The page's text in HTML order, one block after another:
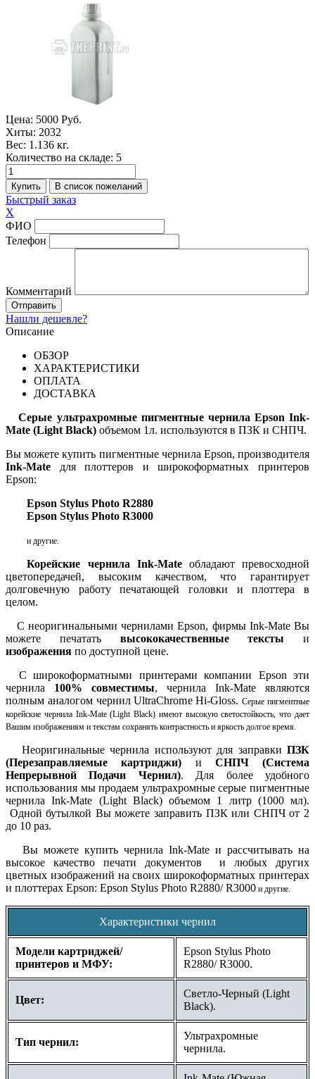
Цена: 5000 Руб.
Хиты: 2032
Вес: 1.136 кг.
Количество на складе: 5
Быстрый заказ
X
ФИО
Телефон
Комментарий
Нашли дешевле?
Описание
ОБЗОР
ХАРАКТЕРИСТИКИ
ОПЛАТА
ДОСТАВКА
Серые ультрахромные пигментные чернила Epson Ink-
Mate (Light Black) объемом 1л. используются в ПЗК и СНПЧ.
Вы можете купить пигментные чернила Epson, производителя
Ink-Mate для плоттеров и широкоформатных принтеров
Epson:
Epson Stylus Photo R2880
Epson Stylus Photo R3000
и другие.
Корейские чернила Ink-Mateобладают превосходной
цветопередачей, высоким качеством, что гарантирует
долговечную работу печатающей головки и плоттера в
целом.
С неоригинальными чернилами Epson, фирмы Ink-Mate Вы
можете печатать высококачественные тексты и
изображения по доступной цене.
С широкоформатными принтерами компании Epson эти
чернила 100% совместимы, чернила Ink-Mate являются
полным аналогом чернил UltraChrome Hi-Gloss.Серые пигментные
корейские чернила Ink-Mate (Light Black) имеют высокую светостойкость, что дает
Вашим изображениям и текстам сохранять контрастность и яркость долгое время.
Неоригинальные чернила используют для заправки ПЗК
(Перезаправляемые картриджи) и СНПЧ (Система
Непрерывной Подачи Чернил). Для более удобного
использования мы продаем ультрахромные серые пигментные
чернила Ink-Mate (Light Black) объемом 1 литр (1000 мл).
Одной бутылкой Вы можете заправить ПЗК или СНПЧ от 2
до 10 раз.
Вы можете купить чернила Ink-Mate и рассчитывать на
высокое качество печати документов и любых других
цветных изображений на своих широкоформатных принтерах
и плоттерах Epson: Epson Stylus Photo R2880/ R3000 и другие.
Характеристики чернил
Модели картриджей/
принтеров и МФУ:
Epson Stylus Photo
R2880/ R3000.
Цвет:
Светло-Черный (Light
Black).
Тип чернил:
Ультрахромные
чернила.